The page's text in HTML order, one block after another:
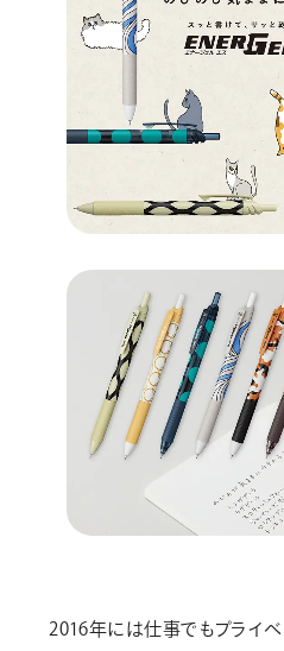
2016年には仕事でもプライ